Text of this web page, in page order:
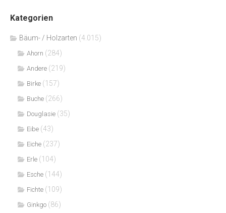
Kategorien
Bäum- / Holzarten (4.015)
Ahorn (284)
Andere (219)
Birke (157)
Buche (266)
Douglasie (35)
Eibe (43)
Eiche (237)
Erle (104)
Esche (144)
Fichte (109)
Ginkgo (86)